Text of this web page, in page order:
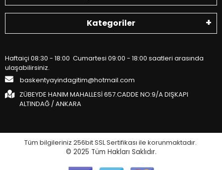
Kategoriler
Haftaiçi 08:30 - 18:00 Cumartesi 09:00 - 18:00 saatleri arasında
ulaşabilirsiniz.
baskentyayindagitim@hotmail.com
ZÜBEYDE HANIM MAHALLESİ 657.CADDE NO:9/A DIŞKAPI
ALTINDAĞ / ANKARA
Tüm bilgileriniz 256bit SSL Sertifikası ile korunmaktadır.
© 2025 Tüm Hakları Saklıdır.